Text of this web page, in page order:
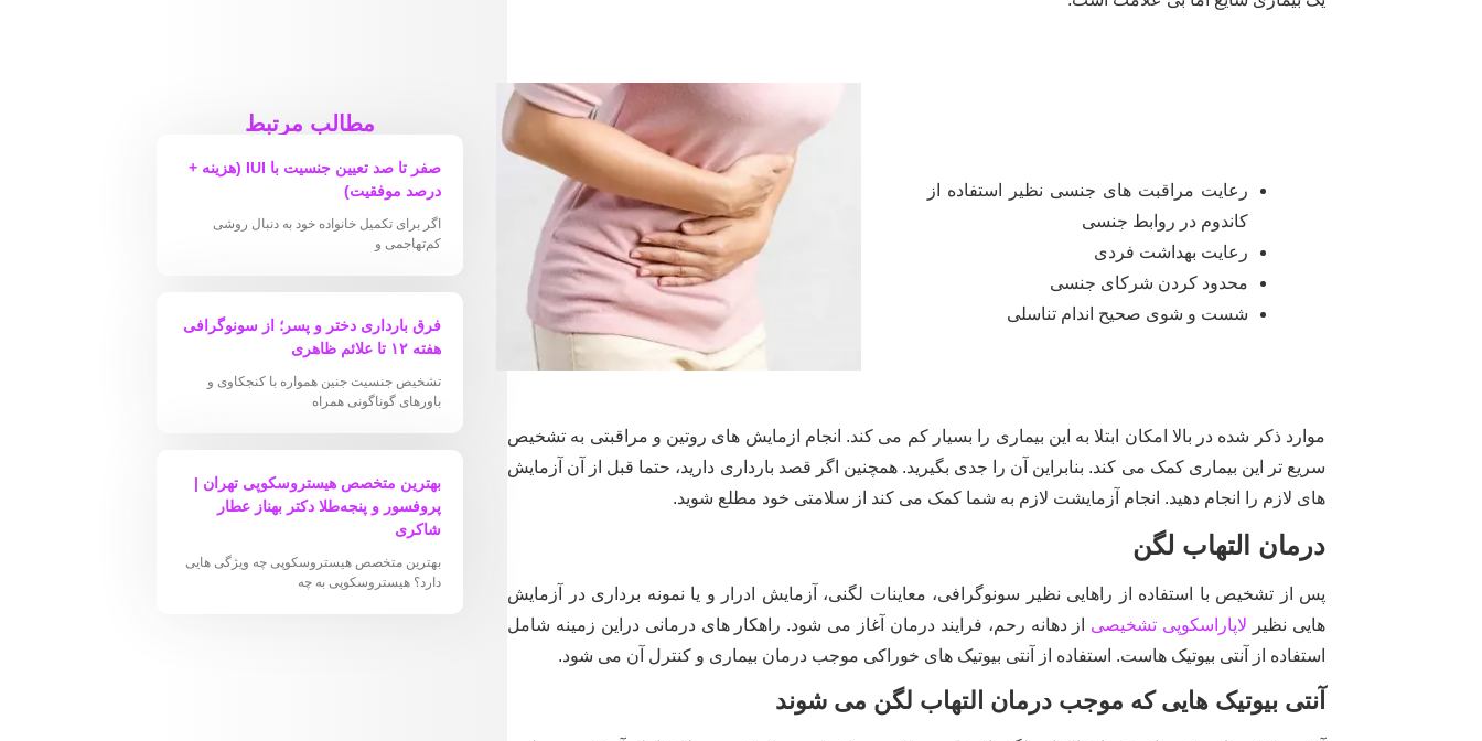
رعایت مراقبت های جنسی نظیر استفاده از
کاندوم در روابط جنسی
رعایت بهداشت فردی
محدود کردن شرکای جنسی
شست و شوی صحیح اندام تناسلی
موارد ذکر شده در بالا امکان ابتلا به این بیماری را بسیار کم می کند. انجام ازمایش های روتین و مراقبتی به تشخیص
سریع تر این بیماری کمک می کند. بنابراین آن را جدی بگیرید. همچنین اگر قصد بارداری دارید، حتما قبل از آن آزمایش
های لازم را انجام دهید. انجام آزمایشت لازم به شما کمک می کند از سلامتی خود مطلع شوید.
درمان التهاب لگن
پس از تشخیص با استفاده از راهایی نظیر سونوگرافی، معاینات لگنی، آزمایش ادرار و یا نمونه برداری در آزمایش
هایی نظیر لاپاراسکوپی تشخیصی از دهانه رحم، فرایند درمان آغاز می شود. راهکار های درمانی دراین زمینه شامل
استفاده از آنتی بیوتیک هاست. استفاده از آنتی بیوتیک های خوراکی موجب درمان بیماری و کنترل آن می شود.
آنتی بیوتیک هایی که موجب درمان التهاب لگن می شوند
مطالب مرتبط
صفر تا صد تعیین جنسیت با IUI (هزینه +
درصد موفقیت)
اگر برای تکمیل خانواده خود به دنبال روشی
کم‌تهاجمی و
فرق بارداری دختر و پسر؛ از سونوگرافی
هفته ۱۲ تا علائم ظاهری
تشخیص جنسیت جنین همواره با کنجکاوی و
باورهای گوناگونی همراه
بهترین متخصص هیستروسکوپی تهران |
پروفسور و پنجه‌طلا دکتر بهناز عطار
شاکری
بهترین متخصص هیستروسکوپی چه ویژگی هایی
دارد؟ هیستروسکوپی به چه